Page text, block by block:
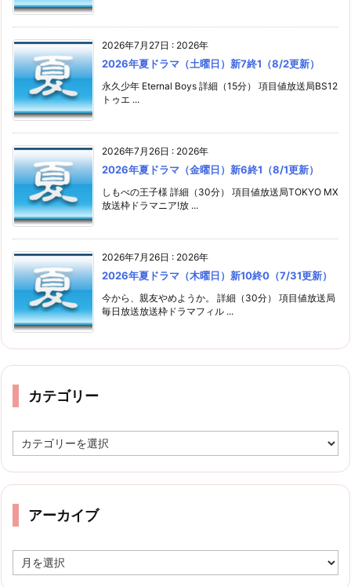
2026年7月27日 : 2026年
2026年夏ドラマ（土曜日）新7終1（8/2更新）
永久少年 Eternal Boys 詳細（15分） 項目値放送局BS12
トゥエ ...
2026年7月26日 : 2026年
2026年夏ドラマ（金曜日）新6終1（8/1更新）
しもべの王子様 詳細（30分） 項目値放送局TOKYO MX
放送枠ドラマニア!放 ...
2026年7月26日 : 2026年
2026年夏ドラマ（木曜日）新10終0（7/31更新）
今から、親友やめようか。 詳細（30分） 項目値放送局
毎日放送放送枠ドラマフィル ...
カテゴリー
テ
リ
アーカイブ
ー